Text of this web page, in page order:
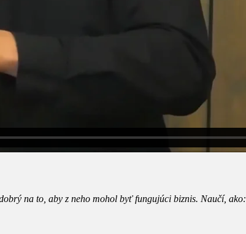
na to, aby z neho mohol byť fungujúci biznis. Naučí, ako: